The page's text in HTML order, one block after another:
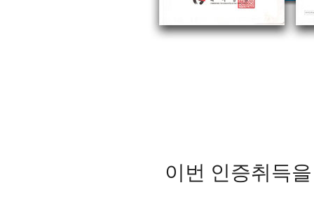
이번 인증취득